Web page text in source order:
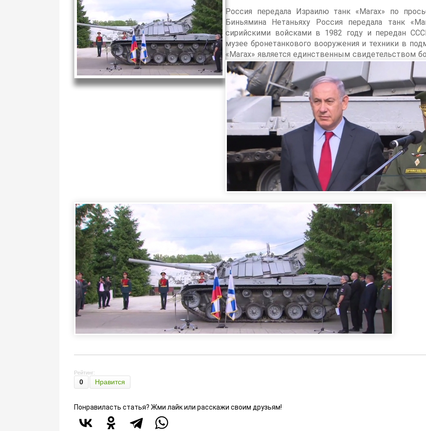
Россия передала Израилю танк «Магах» по
Биньямина Нетаньяху Россия передала танк
сирийскими войсками в 1982 году и передан
музее бронетанкового вооружения и техники в
«Магах» является единственным свидетельством
Рейтинг:
0 Нравится
Понравиласть статья? Жми лайк или расскажи своим друзьям!